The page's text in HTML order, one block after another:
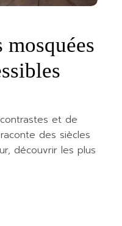
et de
des siècles
découvrir les plus